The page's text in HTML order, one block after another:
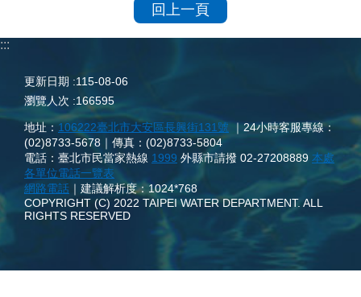
回上一頁
:::
更新日期
115-08-06
瀏覽人次
166595
地址： 106222臺北市大安區長興街131號 ｜24小時客服專線：
(02)8733-5678｜傳真：(02)8733-5804
電話：臺北市民當家熱線 1999 外縣市請撥 02-27208889 本處
各單位電話一覽表
網路電話 ｜建議解析度：1024*768
COPYRIGHT (C) 2022 TAIPEI WATER DEPARTMENT. ALL
RIGHTS RESERVED